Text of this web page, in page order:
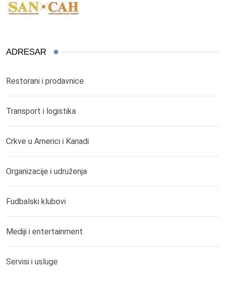
ADRESAR
Restorani i prodavnice
Transport i logistika
Crkve u Americi i Kanadi
Organizacije i udruženja
Fudbalski klubovi
Mediji i entertainment
Servisi i usluge